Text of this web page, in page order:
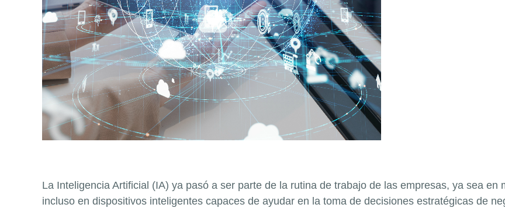
La Inteligencia Artificial (IA) ya pasó a ser parte de la rutina de trabajo de las empresas, ya sea
incluso en dispositivos inteligentes capaces de ayudar en la toma de decisiones estratégicas de